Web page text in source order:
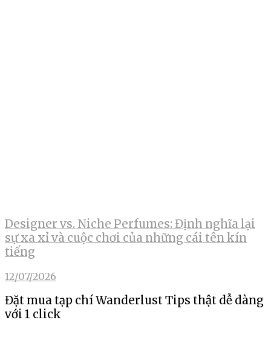
Designer vs. Niche Perfumes: Định nghĩa lại
sự xa xỉ và cuộc chơi của những cái tên kín
tiếng
12/07/2026
Đặt mua tạp chí Wanderlust Tips thật dễ dàng
với 1 click